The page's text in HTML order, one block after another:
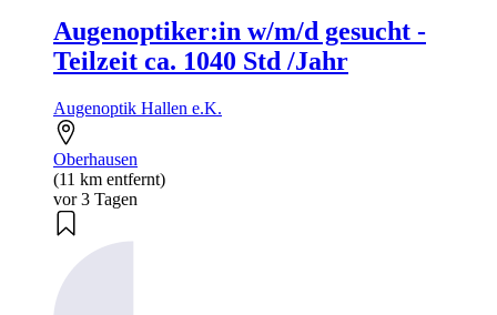
Augenoptiker:in w/m/d gesucht -
Teilzeit ca. 1040 Std /Jahr
Augenoptik Hallen e.K.
Oberhausen
(11 km entfernt)
vor 3 Tagen